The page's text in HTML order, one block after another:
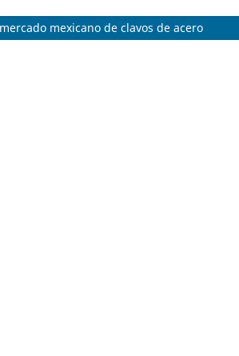
mexicano de clavos de acero